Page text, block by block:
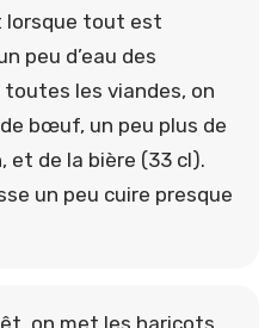
lorsque tout est
peu d’eau des
les viandes, on
bœuf, un peu plus de
et de la bière (33 cl).
un peu cuire presque
on met les haricots,